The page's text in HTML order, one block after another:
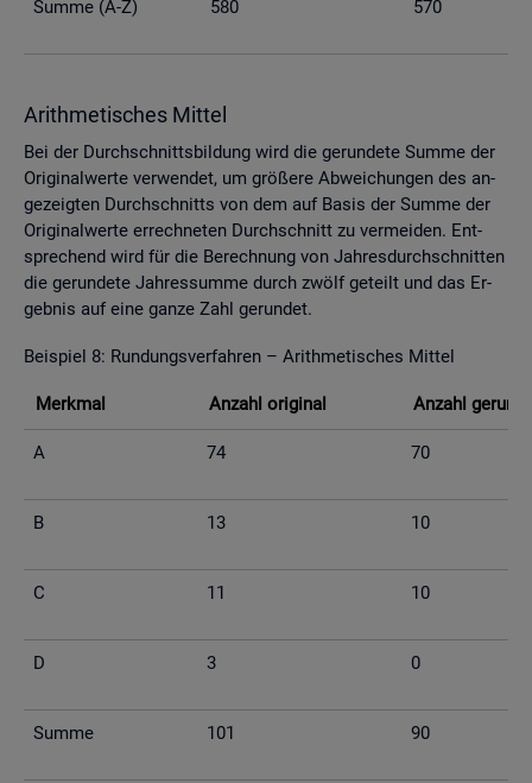
Summe (A-Z) 580 570
Arith­me­ti­sches Mit­tel
Bei der Durch­schnitts­bil­dung wird die ge­run­de­te Summe der
Ori­gi­nal­wer­te ver­wen­det, um grö­ße­re Ab­wei­chun­gen des an­
ge­zeig­ten Durch­schnitts von dem auf Basis der Summe der
Ori­gi­nal­wer­te er­rech­ne­ten Durch­schnitt zu ver­mei­den. Ent­
spre­chend wird für die Be­rech­nung von Jah­res­durch­schnit­ten
die ge­run­de­te Jah­res­sum­me durch zwölf ge­teilt und das Er­
geb­nis auf eine ganze Zahl ge­run­det.
Bei­spiel 8: Run­dungs­ver­fah­ren – Arith­me­ti­sches Mit­tel
Merk­mal An­zahl ori­gi­nal An­zahl
A 74 70
B 13 10
C 11 10
D 3 0
Summe 101 90